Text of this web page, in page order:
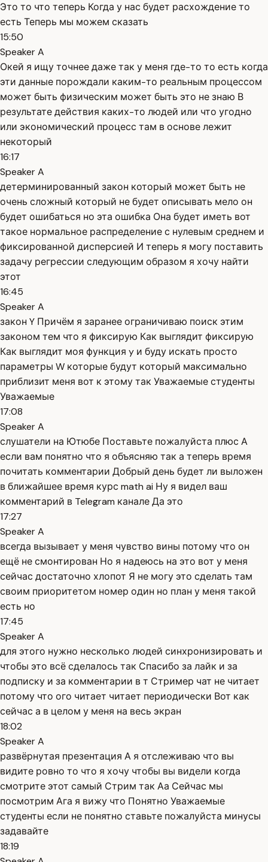
Это то что теперь Когда у нас будет расхождение то
есть Теперь мы можем сказать
15:50
Speaker A
Окей я ищу точнее даже так у меня где-то то есть когда
эти данные порождали каким-то реальным процессом
может быть физическим может быть это не знаю В
результате действия каких-то людей или что угодно
или экономический процесс там в основе лежит
некоторый
16:17
Speaker A
детерминированный закон который может быть не
очень сложный который не будет описывать мело он
будет ошибаться но эта ошибка Она будет иметь вот
такое нормальное распределение с нулевым среднем и
фиксированной дисперсией И теперь я могу поставить
задачу регрессии следующим образом я хочу найти
этот
16:45
Speaker A
закон Y Причём я заранее ограничиваю поиск этим
законом тем что я фиксирую Как выглядит фиксирую
Как выглядит моя функция y и буду искать просто
параметры W которые будут который максимально
приблизит меня вот к этому так Уважаемые студенты
Уважаемые
17:08
Speaker A
слушатели на Ютюбе Поставьте пожалуйста плюс А
если вам понятно что я объясняю так а теперь время
почитать комментарии Добрый день будет ли выложен
в ближайшее время курс math ai Ну я видел ваш
комментарий в Telegram канале Да это
17:27
Speaker A
всегда вызывает у меня чувство вины потому что он
ещё не смонтирован Но я надеюсь на это вот у меня
сейчас достаточно хлопот Я не могу это сделать там
своим приоритетом номер один но план у меня такой
есть но
17:45
Speaker A
для этого нужно несколько людей синхронизировать и
чтобы это всё сделалось так Спасибо за лайк и за
подписку и за комментарии в т Стример чат не читает
потому что ого читает читает периодически Вот как
сейчас а в целом у меня на весь экран
18:02
Speaker A
развёрнутая презентация А я отслеживаю что вы
видите ровно то что я хочу чтобы вы видели когда
смотрите этот самый Стрим так Аа Сейчас мы
посмотрим Ага я вижу что Понятно Уважаемые
студенты если не понятно ставьте пожалуйста минусы
задавайте
18:19